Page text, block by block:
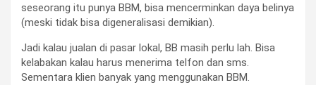
seseorang itu punya BBM, bisa mencerminkan daya belinya
(meski tidak bisa digeneralisasi demikian).
Jadi kalau jualan di pasar lokal, BB masih perlu lah. Bisa
kelabakan kalau harus menerima telfon dan sms.
Sementara klien banyak yang menggunakan BBM.